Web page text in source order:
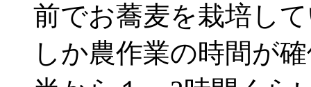
前でお蕎麦を栽培し
しか農作業の時間が